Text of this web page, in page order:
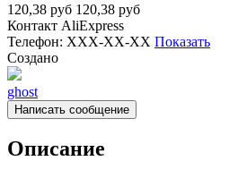
120,38 руб 120,38 руб
Контакт AliExpress
Телефон: XXX-XX-XX Показать
Создано
ghost
Написать сообщение
Описание